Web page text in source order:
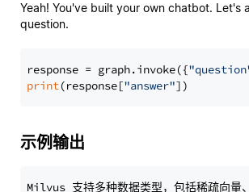
Yeah! You've built your own chatbot. Let's
question.
response = graph.invoke({
print(response["answer"
示例输出